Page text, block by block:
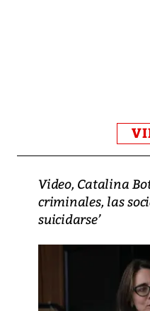
Video, Catalina
criminales, las
suicidarse’